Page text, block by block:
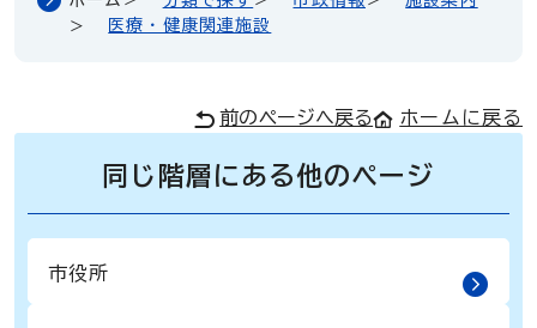
医療・健康関連施設
前のページへ戻る ホームに戻る
同じ階層にある他のページ
市役所